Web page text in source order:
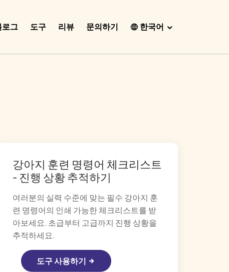
로그 도구 리뷰 문의하기 한국어
Deutsch
日本語
中文
강아지 훈련 명령어 체크리스트
- 진행 상황 추적하기
여러분의 실력 수준에 맞는 필수 강아지 훈
련 명령어의 인쇄 가능한 체크리스트를 받
아보세요. 초급부터 고급까지 진행 상황을
추적하세요.
도구 사용하기